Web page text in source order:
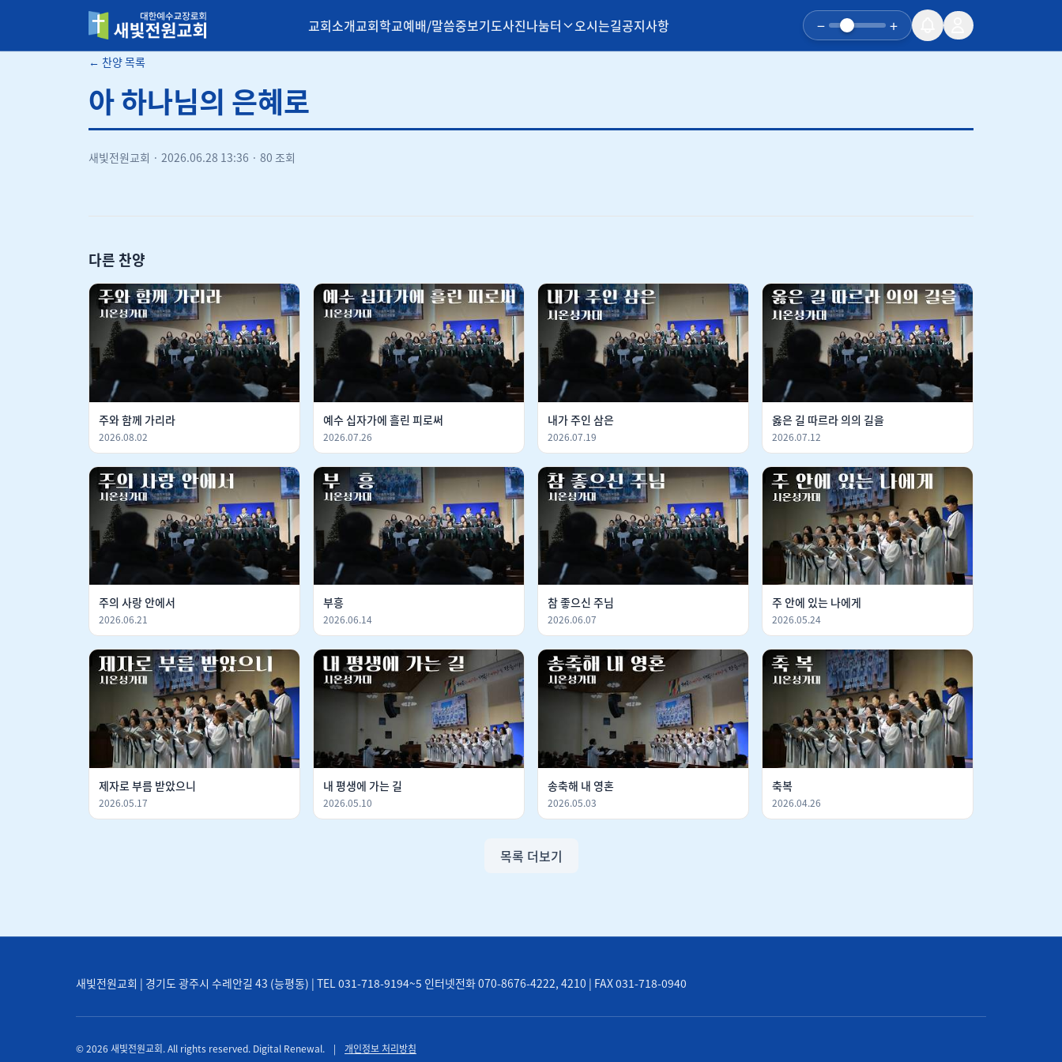
새빛전원교회 교회소개교회학교예배/말씀중보기도사진나눔터 오시는길공지사항 − +
← 찬양 목록
아 하나님의 은혜로
새빛전원교회 · 2026.06.28 13:36 · 80 조회
다른 찬양
주와 함께 가리라
2026.08.02
예수 십자가에 흘린 피로써
2026.07.26
내가 주인 삼은
2026.07.19
옳은 길 따르라 의의 길을
2026.07.12
주의 사랑 안에서
2026.06.21
부흥
2026.06.14
참 좋으신 주님
2026.06.07
주 안에 있는 나에게
2026.05.24
제자로 부름 받았으니
2026.05.17
내 평생에 가는 길
2026.05.10
송축해 내 영혼
2026.05.03
축복
2026.04.26
목록 더보기
새빛전원교회 | 경기도 광주시 수레안길 43 (능평동) | TEL 031-718-9194~5 인터넷전화 070-8676-4222, 4210 | FAX 031-718-0940
© 2026 새빛전원교회. All rights reserved. Digital Renewal. | 개인정보 처리방침